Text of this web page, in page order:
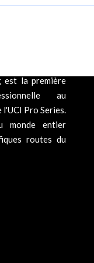
est la première
au
Pro Series.
monde entier
routes du